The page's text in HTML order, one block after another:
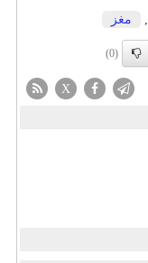
مغز
(0)
X